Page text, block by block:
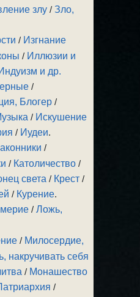
злу /Зло,
/ Изгнание
/ Иллюзии и
и др.
/
Блогер /
/ Искушение
/ Иудеи.
/
/ Католичество /
света / Крест /
/ Курение.
/Ложь,
/ Милосердие,
накручивать себя
/ Монашество
/